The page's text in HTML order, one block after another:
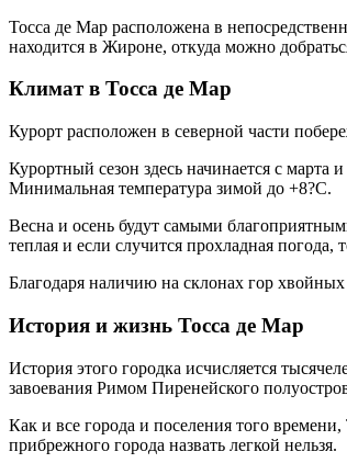
Тосса де Мар расположена в
находится в Жироне, откуда можно
Климат в Тосса де Мар
Курорт расположен в северной части
Курортный сезон здесь начинается с
Минимальная температура зимой до +8?С.
Весна и осень будут самыми
теплая и если случится прохладная
Благодаря наличию на склонах гор
История и жизнь Тосса де Мар
История этого городка исчисляется
завоевания Римом Пиренейского
Как и все города и поселения того
прибрежного города назвать легкой нельзя.